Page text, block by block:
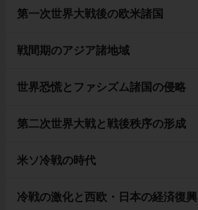
第一次世界大戦後の欧米諸国
戦間期のアジア諸地域
世界恐慌とファシズム諸国の侵略
第二次世界大戦と戦後秩序の形成
米ソ冷戦の時代
冷戦の激化と西欧・日本の経済復興